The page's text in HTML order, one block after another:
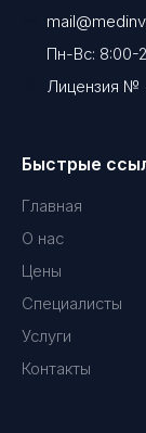
Пн-Вс: 8:00-
Лицензия №
Быстрые
Главная
О нас
Цены
Специалисты
Услуги
Контакты